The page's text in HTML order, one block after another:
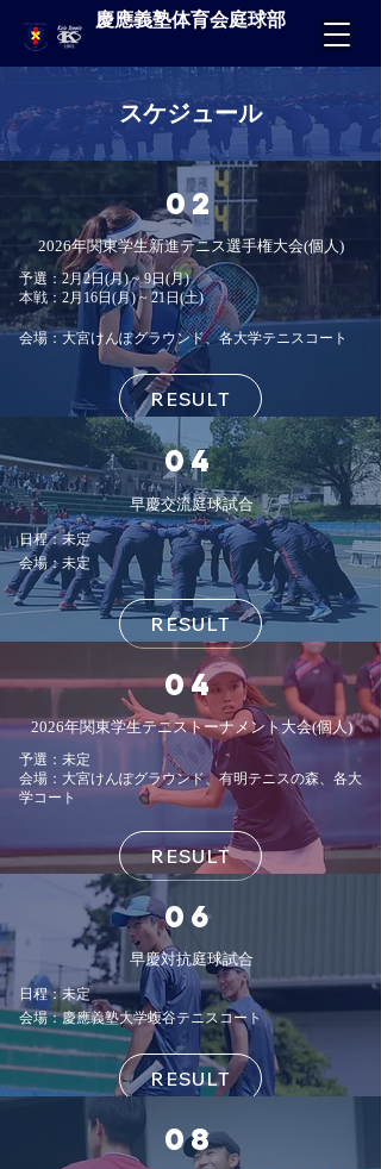
慶應義塾体育会庭球部
スケジュール
​02
​2026年関東学生新進テニス選手権大会(個人)
予選：2月2日(月) ~ 9日(月)
本戦：2月16日(月) ~ 21日(土)
会場：大宮けんぽグラウンド、各大学テニスコート
RESULT
04
早慶交流庭球試合
日程：​未定
会場：未定
RESULT
​04
​2026年関東学生テニストーナメント大会(個人)
予選：未定
会場：大宮けんぽグラウンド、​有明テニスの森、各大
学コート
RESULT
06
早慶対抗庭球試合
日程：未定
会場：慶應義塾大学蝮谷テニスコート
RESULT
08